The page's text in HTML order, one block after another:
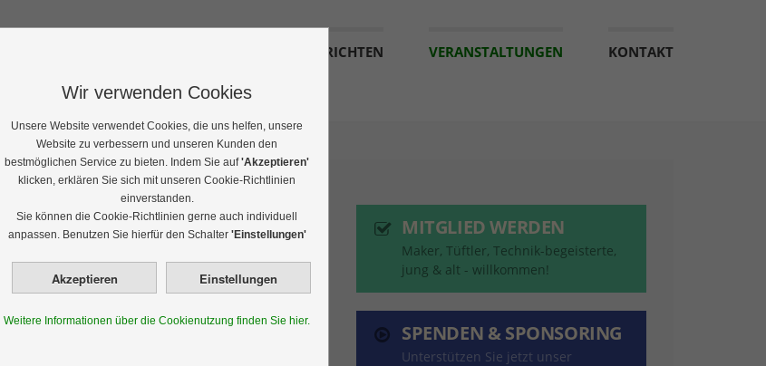
NACHRICHTEN VERANSTALTUNGEN KONTAKT
Das AN[ki]T ist das interdisziplinäre
der drei Hochschulfakultäten Wirtschaft,
MITGLIED WERDEN
Maker, Tüftler, Technik-begeisterte,
jung & alt - willkommen!
SPENDEN & SPONSORING
Unterstützen Sie jetzt unser
Wir verwenden Cookies
Unsere Website verwendet Cookies, die uns helfen, unsere
Website zu verbessern und unseren Kunden den
bestmöglichen Service zu bieten. Indem Sie auf'Akzeptieren'
klicken, erklären Sie sich mit unseren Cookie-Richtlinien
einverstanden.
Sie können die Cookie-Richtlinien gerne auch individuell
anpassen. Benutzen Sie hierfür den Schalter 'Einstellungen'
Weitere Informationen über die Cookienutzung finden Sie hier.